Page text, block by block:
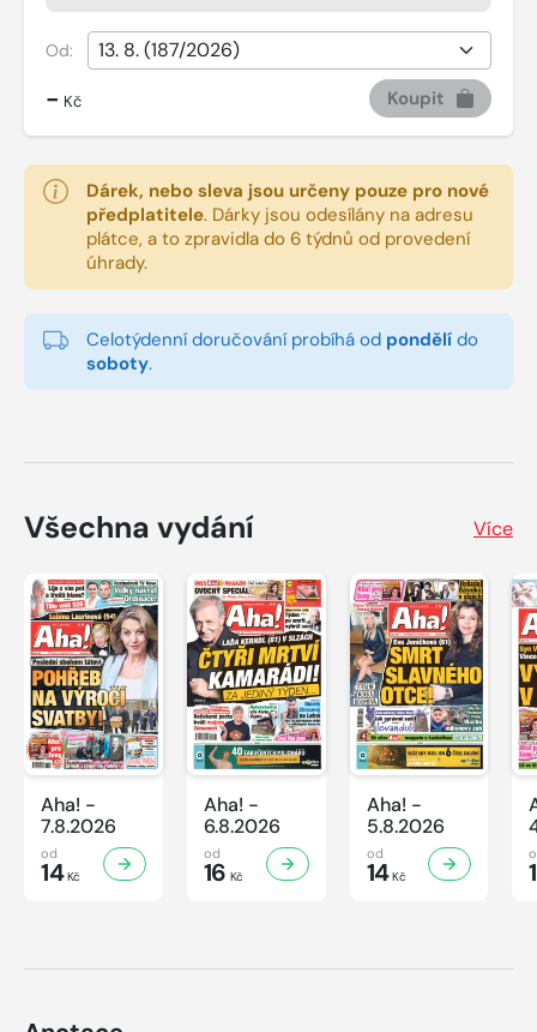
Od:
- Kč Koupit
Dárek, nebo sleva jsou určeny pouze pro nové
předplatitele. Dárky jsou odesílány na adresu
plátce, a to zpravidla do 6 týdnů od provedení
úhrady.
Celotýdenní doručování probíhá od pondělí do
soboty.
Všechna vydání Více
Aha! -
7.8.2026
od
14Kč
Aha! -
6.8.2026
od
16 Kč
Aha! -
5.8.2026
od
14Kč